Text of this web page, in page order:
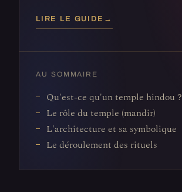
LIRE LE GUIDE →
AU SOMMAIRE
Qu'est-ce qu'un temple hindou ?
Le rôle du temple (mandir)
L'architecture et sa symbolique
Le déroulement des rituels